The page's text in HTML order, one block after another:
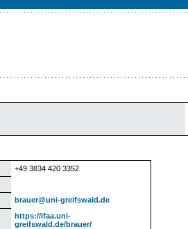
+49 3834 420 3352
brauer@uni-greifswald.de
https://ifaa.uni-
greifswald.de/brauer/